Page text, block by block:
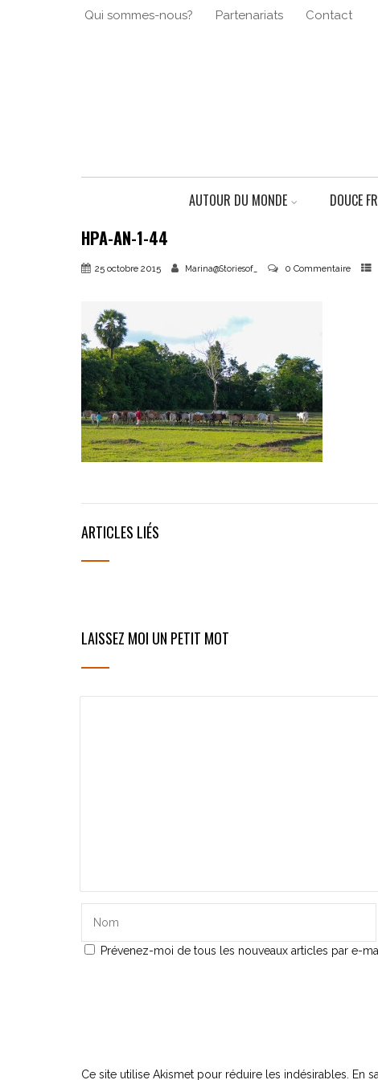
Qui sommes-nous? Partenariats Contact
AUTOUR DU MONDE DOUCE
HPA-AN-1-44
25 octobre 2015 Marina@Storiesof_ 0 Commentaire
ARTICLES LIÉS
LAISSEZ MOI UN PETIT MOT
Prévenez-moi de tous les nouveaux articles par e-
Ce site utilise Akismet pour réduire les indésirables. En